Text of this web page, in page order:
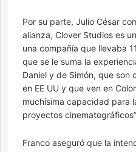
Por su parte, Julio César
alianza, Clover Studios es
una compañía que llevaba
que se le suma la
Daniel y de Simón, que son
en EE UU y que ven en
muchísima capacidad para
proyectos
Franco aseguró que la